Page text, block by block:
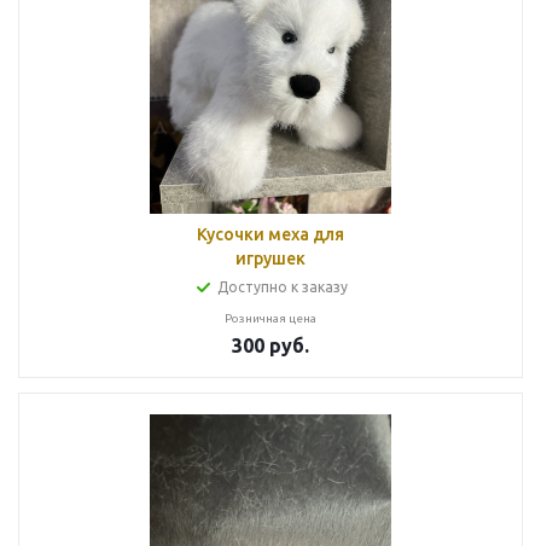
Кусочки меха для
игрушек
Доступно к заказу
Розничная цена
300 руб.